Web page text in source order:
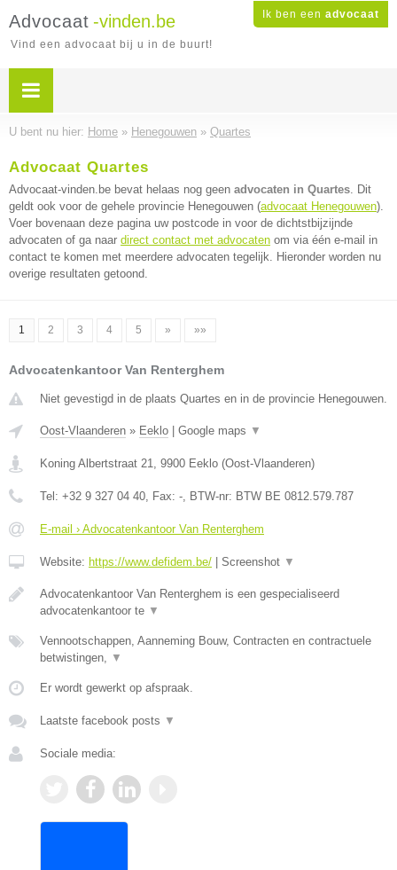
Ik ben een advocaat
Advocaat -vinden.be
Vind een advocaat bij u in de buurt!
U bent nu hier: Home » Henegouwen » Quartes
Advocaat Quartes
Advocaat-vinden.be bevat helaas nog geen advocaten in Quartes. Dit
geldt ook voor de gehele provincie Henegouwen (advocaat Henegouwen).
Voer bovenaan deze pagina uw postcode in voor de dichtstbijzijnde
advocaten of ga naar direct contact met advocaten om via één e-mail in
contact te komen met meerdere advocaten tegelijk. Hieronder worden nu
overige resultaten getoond.
1 2 3 4 5 » »»
Advocatenkantoor Van Renterghem
Niet gevestigd in de plaats Quartes en in de provincie Henegouwen.
Oost-Vlaanderen » Eeklo Google maps ▼
Koning Albertstraat 21, 9900 Eeklo (Oost-Vlaanderen)
Tel: +32 9 327 04 40, Fax: -, BTW-nr: BTW BE 0812.579.787
E-mail › Advocatenkantoor Van Renterghem
Website: https://www.defidem.be/ Screenshot ▼
Advocatenkantoor Van Renterghem is een gespecialiseerd
advocatenkantoor te ▼
Vennootschappen, Aanneming Bouw, Contracten en contractuele
betwistingen, ▼
Er wordt gewerkt op afspraak.
Laatste facebook posts ▼
Sociale media: